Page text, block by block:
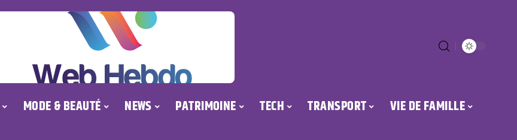
MODE & BEAUTÉ NEWS PATRIMOINE TECH TRANSPORT
VIE DE FAMILLE